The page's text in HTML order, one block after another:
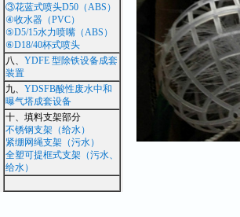
③花蓝式喷头D50（ABS）
④收水器（PVC）
⑤D5/15水力喷嘴（ABS）
⑥D18/40杯式喷头
八、 YDFE 型除铁设备成套
装置
九、 YDSFB酸性废水中和
曝气塔成套设备
十、填料支架部分
不锈钢支架（给水）
紧绷网绳支架（污水）
全塑可提框式支架（污水、
给水）